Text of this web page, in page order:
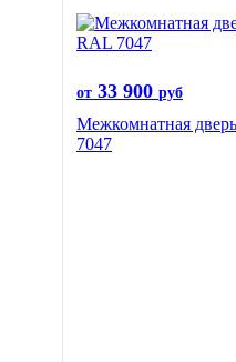
от 33 900 руб
Межкомнатная
7047